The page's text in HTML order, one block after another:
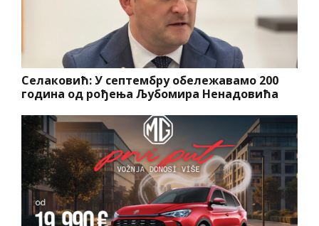
Селаковић: У септембру обележавамо 200
година од рођења Љубомира Ненадовића